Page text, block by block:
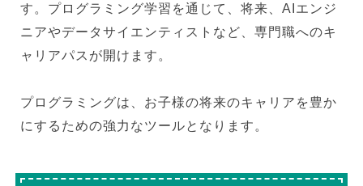
す。プログラミング学習を通じて、将来、AIエンジ
ニアやデータサイエンティストなど、専門職へのキ
ャリアパスが開けます。
プログラミングは、お子様の将来のキャリアを豊か
にするための強力なツールとなります。